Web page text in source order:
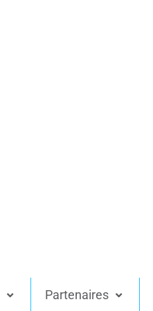
Partenaires